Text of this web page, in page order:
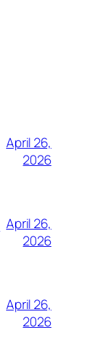
April 26,
2026
April 26,
2026
April 26,
2026